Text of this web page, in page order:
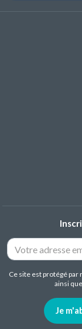
Ce site est protégé par
ainsi
Je